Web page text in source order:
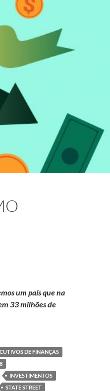
um país que na
33 milhões de
e eleições: o cinismo
DE FINANÇAS
INVESTIMENTOS
STATE STREET